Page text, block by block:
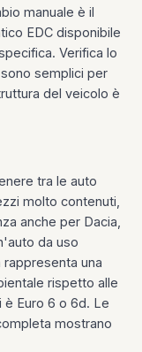
manuale è il
EDC disponibile
Verifica lo
semplici per
del veicolo è
tra le auto
molto contenuti,
anche per Dacia,
da uso
una
rispetto alle
è Euro 6 o 6d. Le
mostrano